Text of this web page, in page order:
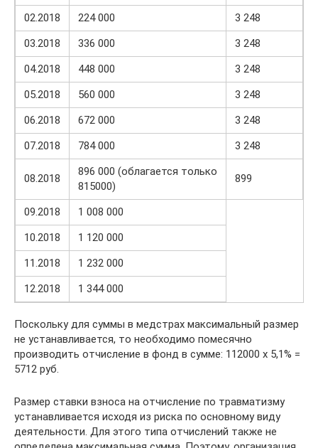
02.2018
224 000
3 248
03.2018
336 000
3 248
04.2018
448 000
3 248
05.2018
560 000
3 248
06.2018
672 000
3 248
07.2018
784 000 3 248
08.2018
896 000 (облагается только
815000)
899
09.2018
1 008 000
10.2018
1 120 000
11.2018
1 232 000
12.2018
1 344 000
Поскольку для суммы в медстрах максимальный размер
не устанавливается, то необходимо помесячно
производить отчисление в фонд в сумме: 112000 х 5,1% =
5712 руб.
Размер ставки взноса на отчисление по травматизму
устанавливается исходя из риска по основному виду
деятельности. Для этого типа отчислений также не